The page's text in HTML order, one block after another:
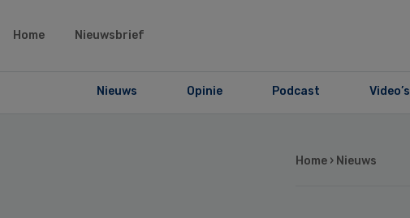
Home Nieuwsbrief
Nieuws Opinie Podcast Video’s
Home › Nieuws